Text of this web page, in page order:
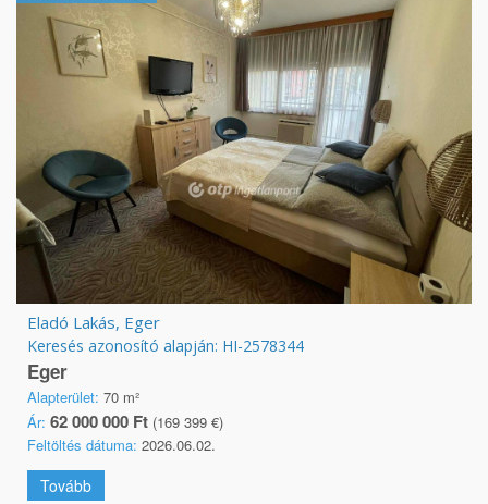
Eladó Lakás, Eger
Keresés azonosító alapján: HI-2578344
Eger
Alapterület: 70 m²
Ár: 62 000 000 Ft (169 399 €)
Feltöltés dátuma: 2026.06.02.
Tovább